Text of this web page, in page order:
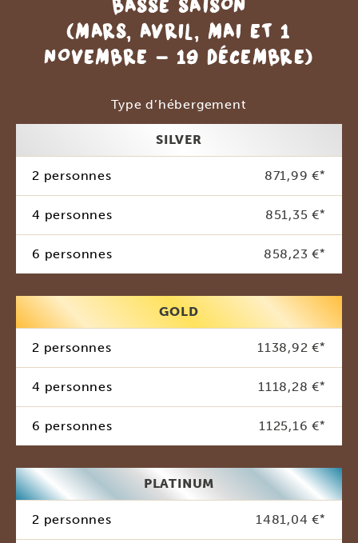
(MARS, AVRIL, MAI ET 1
NOVEMBRE - 19 DÉCEMBRE)
Type d’hébergement
SILVER
2 personnes 871,99 €*
4 personnes 851,35 €*
6 personnes 858,23 €*
GOLD
2 personnes 1138,92 €*
4 personnes 1118,28 €*
6 personnes 1125,16 €*
PLATINUM
2 personnes 1481,04 €*